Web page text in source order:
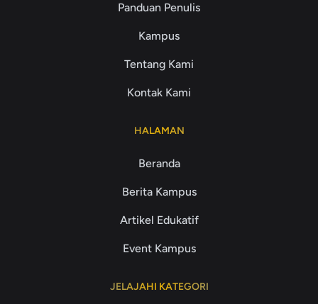
Panduan Penulis
Kampus
Tentang Kami
Kontak Kami
HALAMAN
Beranda
Berita Kampus
Artikel Edukatif
Event Kampus
JELAJAHI KATEGORI